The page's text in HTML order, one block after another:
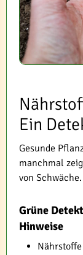
Ein
Gesunde
manchmal
von
Grüne
Hinweise